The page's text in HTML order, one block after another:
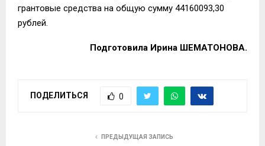
грантовые средства на общую сумму 44160093,30
рублей.
Подготовила Ирина ШЕМАТОНОВА.
ПОДЕЛИТЬСЯ 0
ПРЕДЫДУЩАЯ ЗАПИСЬ